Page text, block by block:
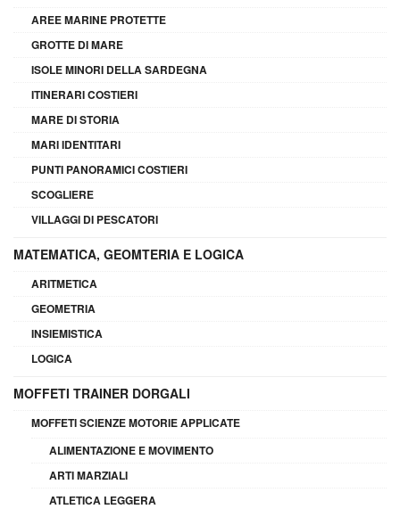
AREE MARINE PROTETTE
GROTTE DI MARE
ISOLE MINORI DELLA SARDEGNA
ITINERARI COSTIERI
MARE DI STORIA
MARI IDENTITARI
PUNTI PANORAMICI COSTIERI
SCOGLIERE
VILLAGGI DI PESCATORI
MATEMATICA, GEOMTERIA E LOGICA
ARITMETICA
GEOMETRIA
INSIEMISTICA
LOGICA
MOFFETI TRAINER DORGALI
MOFFETI SCIENZE MOTORIE APPLICATE
ALIMENTAZIONE E MOVIMENTO
ARTI MARZIALI
ATLETICA LEGGERA